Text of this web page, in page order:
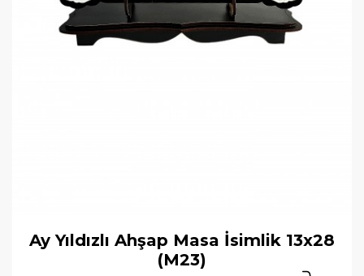
Ay Yıldızlı Ahşap Masa İsimlik 13x28
(M23)